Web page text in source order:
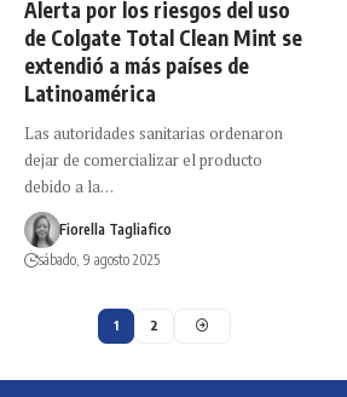
Alerta por los riesgos del uso
de Colgate Total Clean Mint se
extendió a más países de
Latinoamérica
Las autoridades sanitarias ordenaron
dejar de comercializar el producto
debido a la…
Fiorella Tagliafico
sábado, 9 agosto 2025
1 2